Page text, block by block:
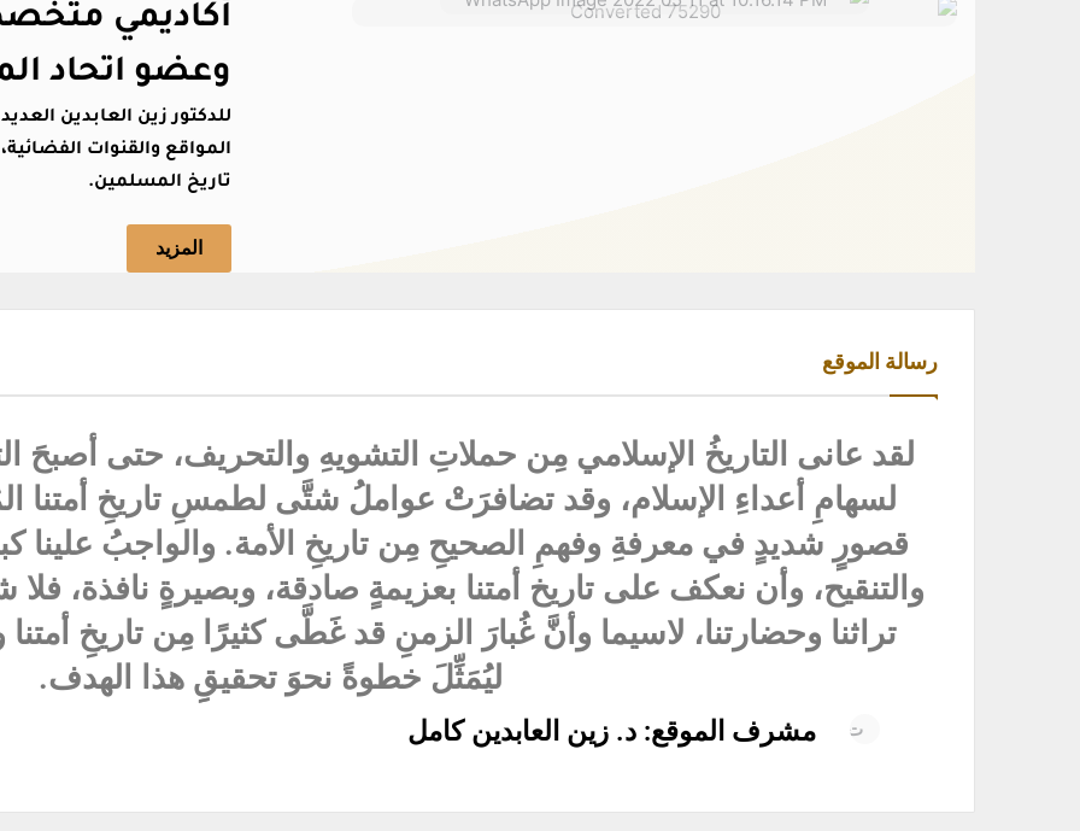
أكاديمي
وعضو اتحاد
للدكتور زين العابدين
المواقع والقنوات
تاريخ المسلمين.
المزيد
رسالة الموقع
لقد عانى التاريخُ الإسلامي مِن حملاتِ التشويهِ والتحريف، حتى أصبحَ
لسهامِ أعداءِ الإسلام، وقد تضافرَتْ عواملُ شتَّى لطمسِ تاريخِ أمتنا
قصورٍ شديدٍ في معرفةِ وفهمِ الصحيحِ مِن تاريخِ الأمة. والواجبُ علينا
والتنقيح، وأن نعكف على تاريخ أمتنا بعزيمةٍ صادقة، وبصيرةٍ نافذة،
تراثنا وحضارتنا، لاسيما وأنَّ غُبارَ الزمنِ قد غَطَّى كثيرًا مِن تاريخِ
ليُمَثِّلَ خطوةً نحوَ تحقيقِِ هذا الهدف.
مشرف الموقع: د. زين العابدين كامل